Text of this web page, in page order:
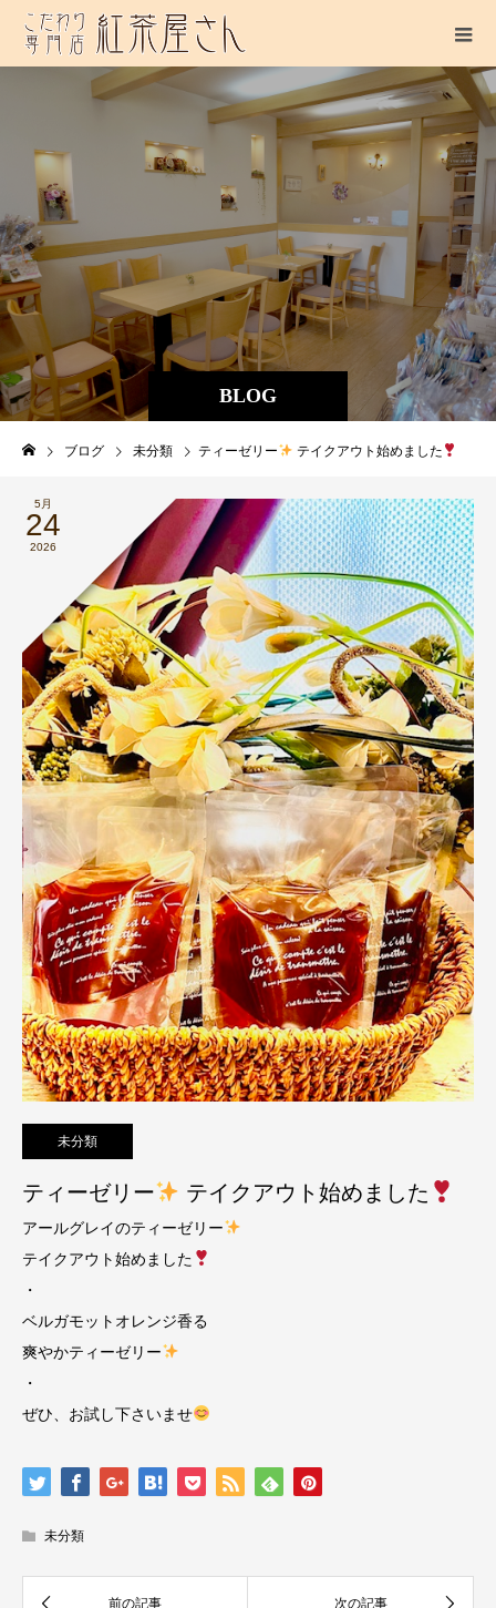
BLOG
ブログ 未分類 ティーゼリー テイクアウト始めました
5月
24
2026
未分類
ティーゼリー テイクアウト始めました
アールグレイのティーゼリー
テイクアウト始めました
・
ベルガモットオレンジ香る
爽やかティーゼリー
・
ぜひ、お試し下さいませ
未分類